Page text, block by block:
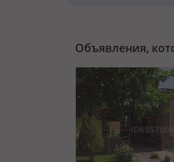
Объявления,